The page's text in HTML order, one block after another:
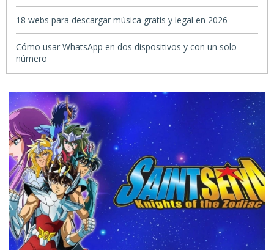
18 webs para descargar música gratis y legal en 2026
Cómo usar WhatsApp en dos dispositivos y con un solo
número